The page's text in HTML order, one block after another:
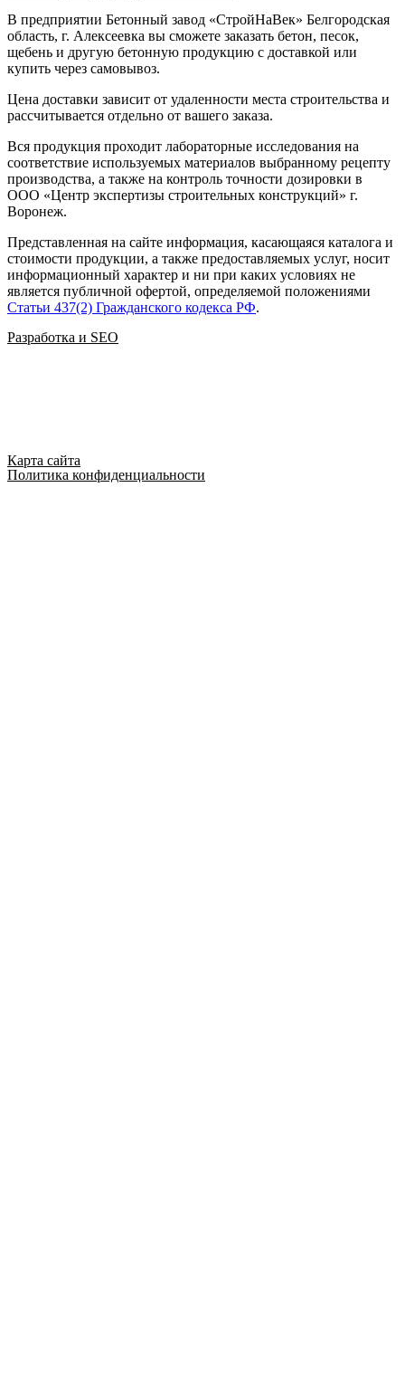
В предприятии Бетонный завод «‎СтройНаВек» Белгородская
область, г. Алексеевка вы сможете заказать бетон, песок,
щебень и другую бетонную продукцию с доставкой или
купить через самовывоз.
Цена доставки зависит от удаленности места строительства и
рассчитывается отдельно от вашего заказа.
Вся продукция проходит лабораторные исследования на
соответствие используемых материалов выбранному рецепту
производства, а также на контроль точности дозировки в
ООО «Центр экспертизы строительных конструкций» г.
Воронеж.
Представленная на сайте информация, касающаяся каталога и
стоимости продукции, а также предоставляемых услуг, носит
информационный характер и ни при каких условиях не
является публичной офертой, определяемой положениями
Статьи 437(2) Гражданского кодекса РФ.
Разработка и SEO
Карта сайта
Политика конфиденциальности